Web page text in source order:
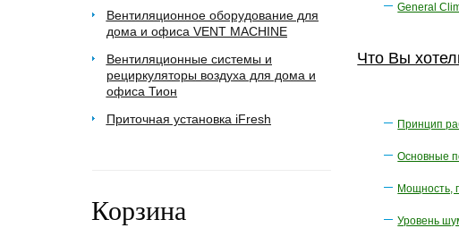
Вентиляционное оборудование для
дома и офиса VENT MACHINE
Вентиляционные системы и
рециркуляторы воздуха для дома и
офиса Тион
Приточная установка iFresh
Корзина
General
Что Вы
Принцип
Основные
Мощность,
Уровень